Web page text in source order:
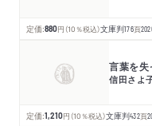
定価:880円 （10％税込）文庫判176頁
言葉を
信田さよ
定価:1,210円 （10％税込）文庫判432頁